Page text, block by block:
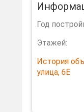
Год
Этажей:
История
улица, 6Е